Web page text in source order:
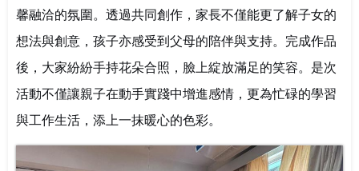
馨融洽的氛圍。透過共同創作，家長不僅能更了解子女的
想法與創意，孩子亦感受到父母的陪伴與支持。完成作品
後，大家紛紛手持花朵合照，臉上綻放滿足的笑容。是次
活動不僅讓親子在動手實踐中增進感情，更為忙碌的學習
與工作生活，添上一抹暖心的色彩。